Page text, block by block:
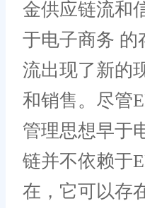
金供应链流和
于电子商务 的
流出现了新的
和销售。尽管
管理思想早于
链并不依赖于
在，它可以存